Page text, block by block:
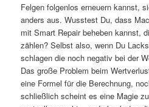
Felgen folgenlos erneuern kannst,
anders aus. Wusstest Du, dass
mit Smart Repair beheben kannst,
zählen? Selbst also, wenn Du
schlagen die noch negativ bei der
Das große Problem beim
eine Formel für die Berechnung,
schließlich scheint es eine Magie